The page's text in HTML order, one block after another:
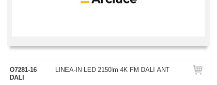
O7281-16
DALI
LINEA-IN LED 2150lm 4K FM DALI ANT